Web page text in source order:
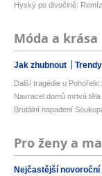
Hyský po divočině:
Móda a krása
Jak zhubnout
Další tragédie u
Navracel domů mrtvá
Brutální napadení
Pro ženy a
Nejčastější